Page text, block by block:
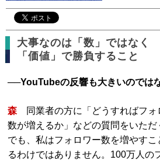
大事なのは「数」ではなく
「価値」で勝負すること
──YouTubeの反響も大きいのでは
森 同業者の方に「どうすればフォ
数が増えるか」などの質問をいただ
でも、私はフォロワー数を増やす
るわけではありません。100万人の